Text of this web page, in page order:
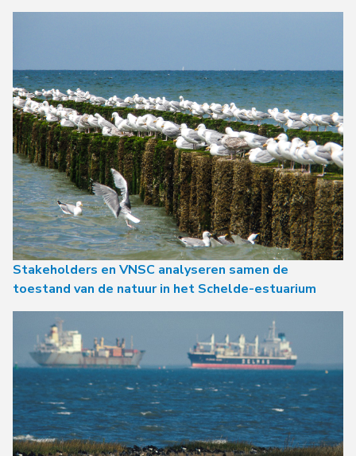
Stakeholders en VNSC analyseren samen de
toestand van de natuur in het Schelde-estuarium